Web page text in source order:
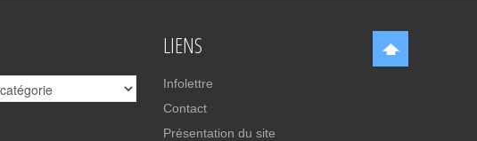
LIENS
Infolettre
Contact
Présentation du site